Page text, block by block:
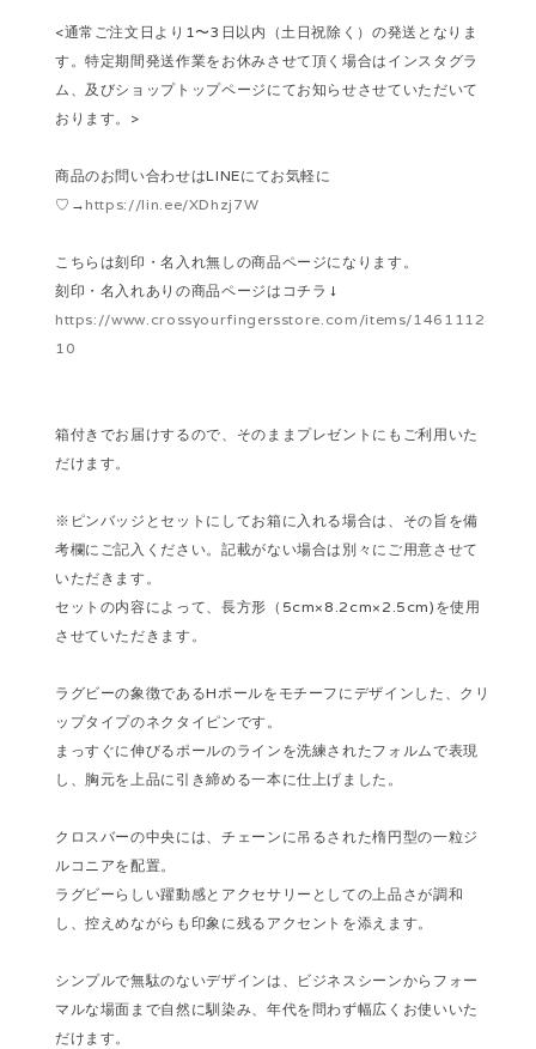
<通常ご注文日より1〜3日以内（土日祝除く）の発送となりま
す。特定期間発送作業をお休みさせて頂く場合はインスタグラ
ム、及びショップトップページにてお知らせさせていただいて
おります。>
商品のお問い合わせはLINEにてお気軽に
♡→ https://lin.ee/XDhzj7W
こちらは刻印・名入れ無しの商品ページになります。
刻印・名入れありの商品ページはコチラ↓
https://www.crossyourfingersstore.com/items/1461112
10
箱付きでお届けするので、そのままプレゼントにもご利用いた
だけます。
※ピンバッジとセットにしてお箱に入れる場合は、その旨を備
考欄にご記入ください。記載がない場合は別々にご用意させて
いただきます。
セットの内容によって、長方形（5cm×8.2cm×2.5cm)を使用
させていただきます。
ラグビーの象徴であるHポールをモチーフにデザインした、クリ
ップタイプのネクタイピンです。
まっすぐに伸びるポールのラインを洗練されたフォルムで表現
し、胸元を上品に引き締める一本に仕上げました。
クロスバーの中央には、チェーンに吊るされた楕円型の一粒ジ
ルコニアを配置。
ラグビーらしい躍動感とアクセサリーとしての上品さが調和
し、控えめながらも印象に残るアクセントを添えます。
シンプルで無駄のないデザインは、ビジネスシーンからフォー
マルな場面まで自然に馴染み、年代を問わず幅広くお使いいた
だけます。